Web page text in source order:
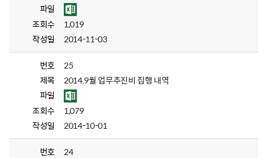
파일
조회수
1,019
작성일
2014-11-03
번호
25
제목
2014.9월 업무추진비 집행 내역
파일
조회수
1,079
작성일
2014-10-01
번호
24